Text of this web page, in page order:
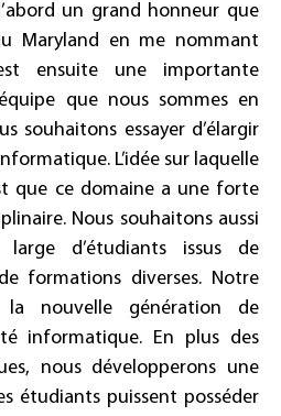
un grand honneur que
Maryland en me nommant
ensuite une importante
que nous sommes en
souhaitons essayer d’élargir
L’idée sur laquelle
que ce domaine a une forte
Nous souhaitons aussi
large d’étudiants issus de
formations diverses. Notre
nouvelle génération de
informatique. En plus des
nous développerons une
étudiants puissent posséder